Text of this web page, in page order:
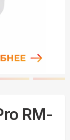
RM-